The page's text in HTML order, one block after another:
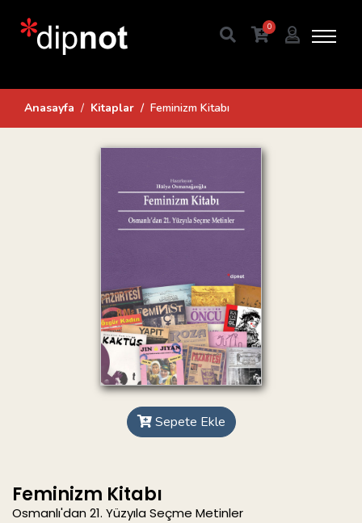
0
Anasayfa Kitaplar Feminizm Kitabı
Sepete Ekle
Feminizm Kitabı
Osmanlı'dan 21. Yüzyıla Seçme Metinler